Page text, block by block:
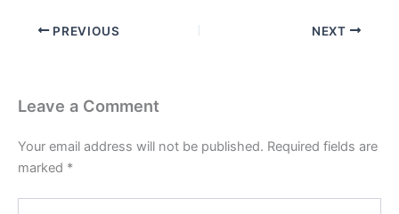
PREVIOUS NEXT
Leave a Comment
Your email address will not be published. Required fields are
marked *